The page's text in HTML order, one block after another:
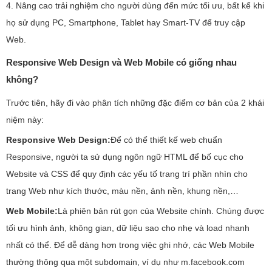
4. Nâng cao trải nghiệm cho người dùng đến mức tối ưu, bất kể khi
họ sử dụng PC, Smartphone, Tablet hay Smart-TV để truy cập
Web.
Responsive Web Design và Web Mobile có giống nhau
không?
Trước tiên, hãy đi vào phân tích những đặc điểm cơ bản của 2 khái
niệm này:
Responsive Web Design:Để có thể thiết kế web chuẩn
Responsive, người ta sử dụng ngôn ngữ HTML để bố cục cho
Website và CSS để quy định các yếu tố trang trí phần nhìn cho
trang Web như kích thước, màu nền, ảnh nền, khung nền,…
Web Mobile:Là phiên bản rút gọn của Website chính. Chúng được
tối ưu hình ảnh, không gian, dữ liệu sao cho nhẹ và load nhanh
nhất có thể. Để dễ dàng hơn trong việc ghi nhớ, các Web Mobile
thường thông qua một subdomain, ví dụ như m.facebook.com